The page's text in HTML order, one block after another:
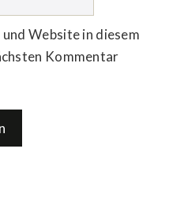
Website in diesem
Kommentar